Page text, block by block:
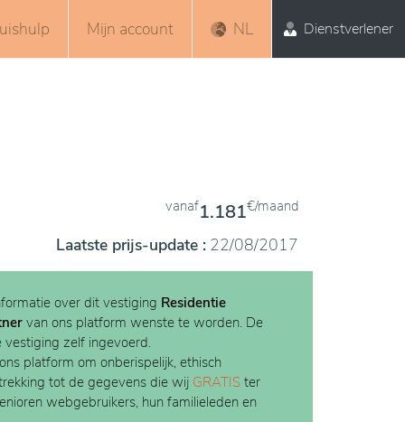
Mijn account NL Dienstverlener
vanaf1.181€/maand
Laatste prijs-update : 22/08/2017
over dit vestiging Residentie
van ons platform wenste te worden. De
zelf ingevoerd.
platform om onberispelijk, ethisch
tot de gegevens die wij GRATIS ter
webgebruikers, hun familieleden en